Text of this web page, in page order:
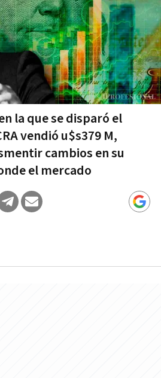
la que se disparó el
vendió u$s379 M,
cambios en su
el mercado